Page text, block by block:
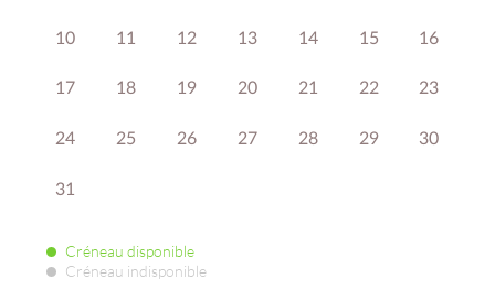
10 11 12 13 14 15 16
17 18 19 20 21 22 23
24 25 26 27 28 29 30
31
Créneau disponible
Créneau indisponible